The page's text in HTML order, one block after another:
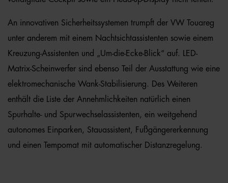
An innovativen Sicherheitssystemen trumpft der VW Touareg
unter anderem mit einem Nachtsichtassistenten sowie einem
Kreuzung-Assistenten und „Um-die-Ecke-Blick“ auf. LED-
Matrix-Scheinwerfer sind ebenso Teil der Ausstattung wie eine
elektromechanische Wank-Stabilisierung. Des Weiteren
enthält die Liste der Annehmlichkeiten natürlich einen
Spurhalte- und Spurwechselassistenten, ein weitgehend
autonomes Einparken, Stauassistent, Fußgängererkennung
und einen Tempomat mit automatischer Distanzregelung.